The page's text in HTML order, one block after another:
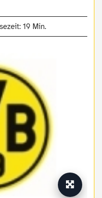
19 Min.